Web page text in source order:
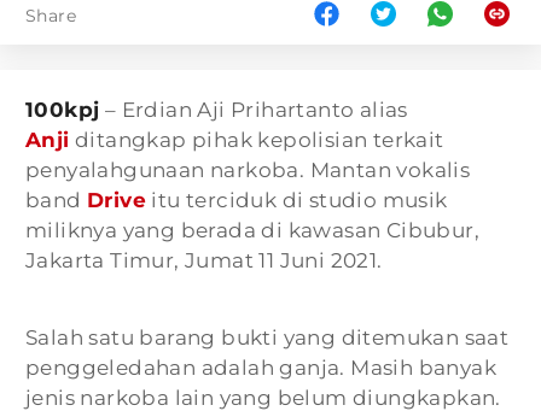
Share
100kpj – Erdian Aji Prihartanto alias
Anji ditangkap pihak kepolisian terkait
penyalahgunaan narkoba. Mantan vokalis
band Drive itu terciduk di studio musik
miliknya yang berada di kawasan Cibubur,
Jakarta Timur, Jumat 11 Juni 2021.
Salah satu barang bukti yang ditemukan saat
penggeledahan adalah ganja. Masih banyak
jenis narkoba lain yang belum diungkapkan.